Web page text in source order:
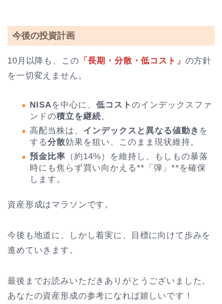
今後の投資計画
10月以降も、この 「長期・分散・低コスト」 の方針
を一切変えません。
NISAを中心に、 低コスト のインデックスファ
ンドの積立を継続。
高配当株は、 インデックスと異なる値動き を
する分散効果を狙い、このまま現状維持。
預金比率 （約14%）を維持し、もしもの暴落
時にも焦らず買い向かえる**「弾」**を確保
します。
資産形成はマラソンです。
今後も地道に、しかし着実に、目標に向けて歩みを
進めていきます。
最後までお読みいただきありがとうございました。
あなたの資産形成の参考になれば嬉しいです！